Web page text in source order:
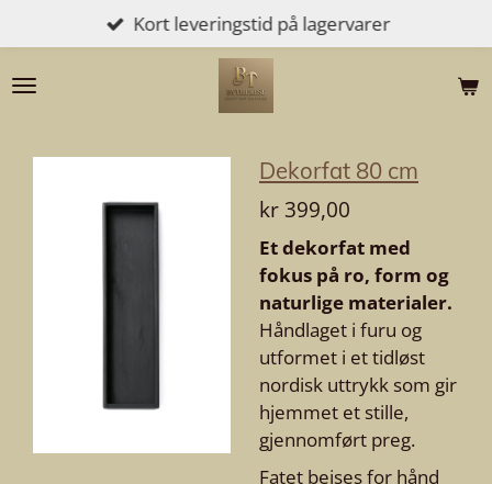
til
hovedinnhold
Kort leveringstid på lagervarer
Dekorfat 80 cm
kr 399,00
Et dekorfat med
fokus på ro, form og
naturlige materialer.
Håndlaget i furu og
utformet i et tidløst
nordisk uttrykk som gir
hjemmet et stille,
gjennomført preg.
Fatet beises for hånd